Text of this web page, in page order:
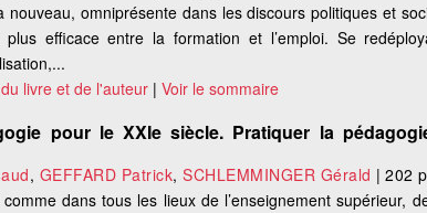
nouveau, omniprésente dans les discours politiques et
plus efficace entre la formation et l’emploi. Se
livre et de l'auteur |Voir le sommaire
pour le XXIe siècle. Pratiquer la
, GEFFARD Patrick,SCHLEMMINGER Gérald |202
comme dans tous les lieux de l’enseignement supérieur,